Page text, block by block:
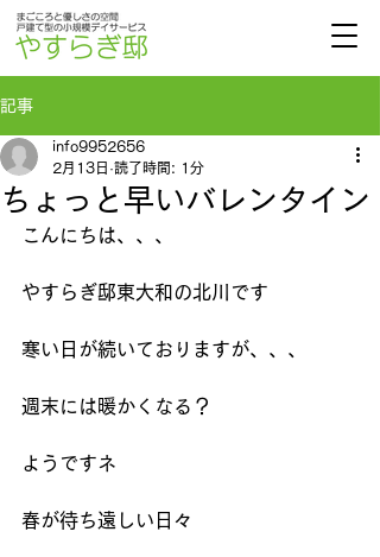
記事
ちょっと早いバレンタイン
info9952656
2月13日 読了時間: 1分
こんにちは、、、
やすらぎ邸東大和の北川です
寒い日が続いておりますが、、、
週末には暖かくなる？
ようですネ
春が待ち遠しい日々